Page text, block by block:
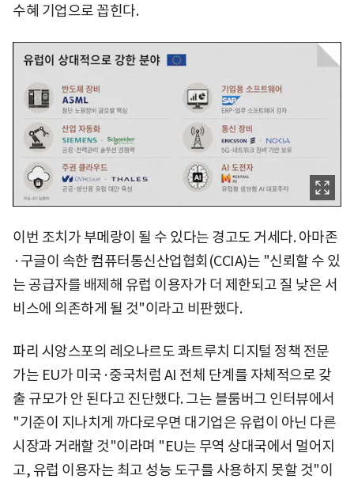
수혜 기업으로 꼽힌다.
이번 조치가 부메랑이 될 수 있다는 경고도 거세다. 아마존
·구글이 속한 컴퓨터통신산업협회(CCIA)는 "신뢰할 수 있
는 공급자를 배제해 유럽 이용자가 더 제한되고 질 낮은 서
비스에 의존하게 될 것"이라고 비판했다.
파리 시앙스포의 레오나르도 콰트루치 디지털 정책 전문
가는 EU가 미국·중국처럼 AI 전체 단계를 자체적으로 갖
출 규모가 안 된다고 진단했다. 그는 블룸버그 인터뷰에서
"기준이 지나치게 까다로우면 대기업은 유럽이 아닌 다른
시장과 거래할 것"이라며 "EU는 무역 상대국에서 멀어지
고, 유럽 이용자는 최고 성능 도구를 사용하지 못할 것"이